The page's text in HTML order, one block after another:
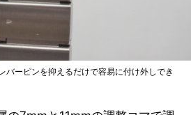
バーピンを抑えるだけで容易に付け外しでき